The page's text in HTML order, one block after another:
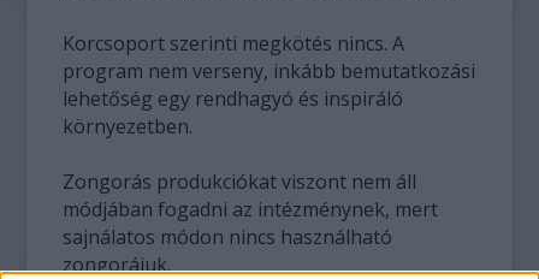
Korcsoport szerinti megkötés nincs. A
program nem verseny, inkább bemutatkozási
lehetőség egy rendhagyó és inspiráló
környezetben.
Zongorás produkciókat viszont nem áll
módjában fogadni az intézménynek, mert
sajnálatos módon nincs használható
zongorájuk.